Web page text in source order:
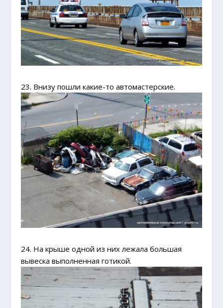
23. Внизу пошли какие-то автомастерские.
24. На крыше одной из них лежала большая
вывеска выполненная готикой.